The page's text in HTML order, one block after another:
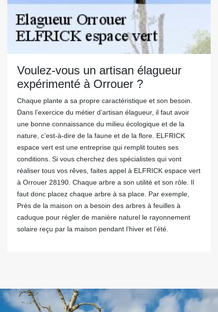
Voulez-vous un artisan élagueur
expérimenté à Orrouer ?
Chaque plante a sa propre caractéristique et son besoin.
Dans l’exercice du métier d’artisan élagueur, il faut avoir
une bonne connaissance du milieu écologique et de la
nature, c’est-à-dire de la faune et de la flore. ELFRICK
espace vert est une entreprise qui remplit toutes ses
conditions. Si vous cherchez des spécialistes qui vont
réaliser tous vos rêves, faites appel à ELFRICK espace vert
à Orrouer 28190. Chaque arbre a son utilité et son rôle. Il
faut donc placez chaque arbre à sa place. Par exemple,
Près de la maison on a besoin des arbres à feuilles à
caduque pour régler de manière naturel le rayonnement
solaire reçu par la maison pendant l’hiver et l’été.